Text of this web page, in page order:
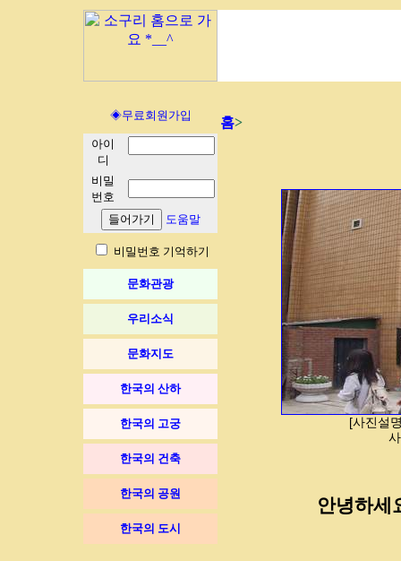
◈무료회원가입
아이
디
비밀
번호
도움말
비밀번호 기억하기
문화관광
우리소식
문화지도
한국의 산하
한국의 고궁
한국의 건축
한국의 공원
한국의 도시
홈>
[사진설
안녕하세